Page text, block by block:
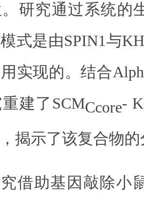
研究通过系统的
式是由SPIN1与
实现的。结合
建了SCMCcore-
揭示了该复合物
借助基因敲除小